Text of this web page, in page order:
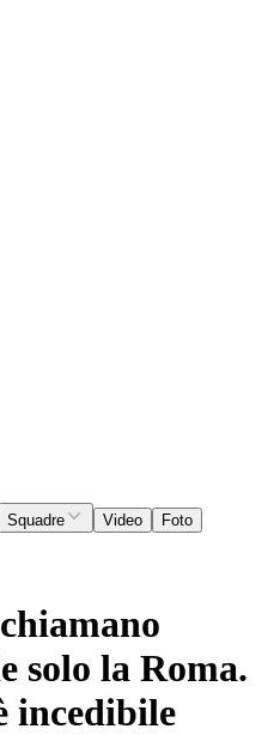
Squadre Video Foto
solo la Roma.
incedibile